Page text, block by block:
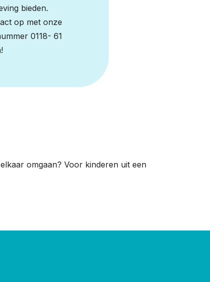
bieden.
op met onze
0118- 61
omgaan? Voor kinderen uit een